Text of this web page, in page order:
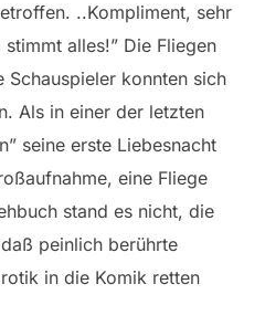
..Kompliment, sehr
alles!” Die Fliegen
konnten sich
Als in einer der letzten
seine erste Liebesnacht
eine Fliege
stand es nicht, die
peinlich berührte
in die Komik retten